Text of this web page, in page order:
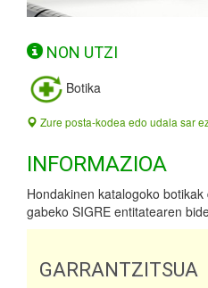
NON UTZI
Botika
Zure posta-kodea edo udala sar
INFORMAZIOA
Hondakinen katalogoko
gabeko SIGRE entitatearen
GARRANTZITSUA